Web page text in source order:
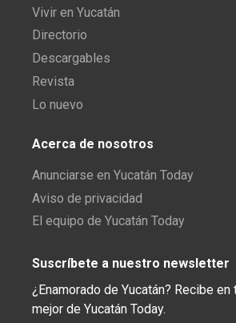
Vivir en Yucatán
Directorio
Descargables
Revista
Lo nuevo
Acerca de nosotros
Anunciarse en Yucatán Today
Aviso de privacidad
El equipo de Yucatán Today
Suscríbete a nuestro newsletter
¿Enamorado de Yucatán? Recibe en
mejor de Yucatán Today.